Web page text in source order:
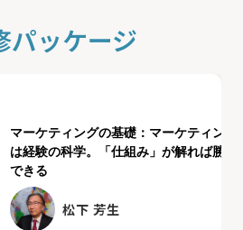
パッケージ
マーケティングの基礎：マーケティング
は経験の科学。「仕組み」が解れば勝負
できる
松下 芳生